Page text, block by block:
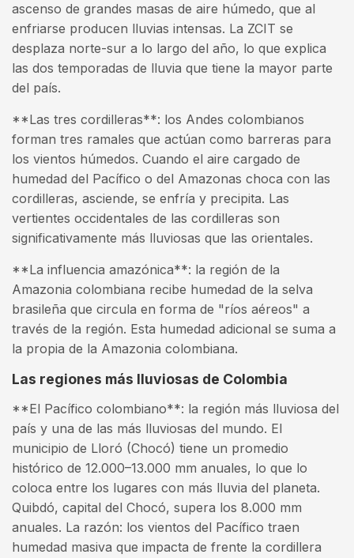
ascenso de grandes masas de aire húmedo, que al
enfriarse producen lluvias intensas. La ZCIT se
desplaza norte-sur a lo largo del año, lo que explica
las dos temporadas de lluvia que tiene la mayor parte
del país.
**Las tres cordilleras**: los Andes colombianos
forman tres ramales que actúan como barreras para
los vientos húmedos. Cuando el aire cargado de
humedad del Pacífico o del Amazonas choca con las
cordilleras, asciende, se enfría y precipita. Las
vertientes occidentales de las cordilleras son
significativamente más lluviosas que las orientales.
**La influencia amazónica**: la región de la
Amazonia colombiana recibe humedad de la selva
brasileña que circula en forma de "ríos aéreos" a
través de la región. Esta humedad adicional se suma a
la propia de la Amazonia colombiana.
Las regiones más lluviosas de Colombia
**El Pacífico colombiano**: la región más lluviosa del
país y una de las más lluviosas del mundo. El
municipio de Lloró (Chocó) tiene un promedio
histórico de 12.000–13.000 mm anuales, lo que lo
coloca entre los lugares con más lluvia del planeta.
Quibdó, capital del Chocó, supera los 8.000 mm
anuales. La razón: los vientos del Pacífico traen
humedad masiva que impacta de frente la cordillera